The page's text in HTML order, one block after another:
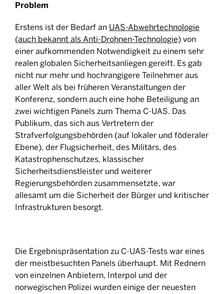
Problem
Erstens ist der Bedarf an UAS-Abwehrtechnologie
(auch bekannt als Anti-Drohnen-Technologie) von
einer aufkommenden Notwendigkeit zu einem sehr
realen globalen Sicherheitsanliegen gereift. Es gab
nicht nur mehr und hochrangigere Teilnehmer aus
aller Welt als bei früheren Veranstaltungen der
Konferenz, sondern auch eine hohe Beteiligung an
zwei wichtigen Panels zum Thema C-UAS. Das
Publikum, das sich aus Vertretern der
Strafverfolgungsbehörden (auf lokaler und föderaler
Ebene), der Flugsicherheit, des Militärs, des
Katastrophenschutzes, klassischer
Sicherheitsdienstleister und weiterer
Regierungsbehörden zusammensetzte, war
allesamt um die Sicherheit der Bürger und kritischer
Infrastrukturen besorgt.
Die Ergebnispräsentation zu C-UAS-Tests war eines
der meistbesuchten Panels überhaupt. Mit Rednern
von einzelnen Anbietern, Interpol und der
norwegischen Polizei wurden einige der neuesten